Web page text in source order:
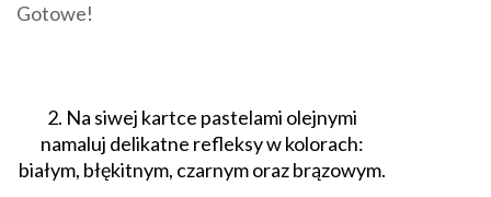
Gotowe!
2. Na siwej kartce pastelami olejnymi
namaluj delikatne refleksy w kolorach:
białym, błękitnym, czarnym oraz brązowym.